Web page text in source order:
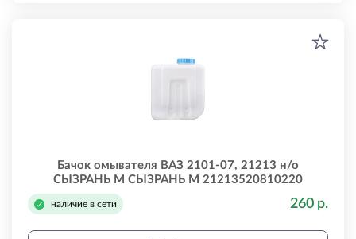
Бачок омывателя ВАЗ 2101-07, 21213 н/о
СЫЗРАНЬ М СЫЗРАНЬ М 21213520810220
наличие в сети 260 р.